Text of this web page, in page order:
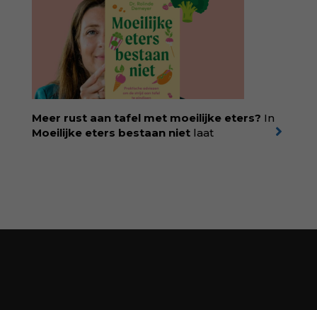
Temperamentvolle kinderen vind je 25 jaar
aan kennis en ervaring. Met ruim 50.000
verkochte exemplaren met recht een
bestseller, waarmee Eva veel gezinnen heeft
kunnen helpen. Ze schrijft met een
liefdevolle kijk op kinderen en veel begrip
voor ouders. Download het hoofdstuk gratis
via:
evabronsveld.plugandpay.nl/r?
id=ZcYxEBJH
Meer rust aan tafel met moeilijke eters? In
Moeilijke eters bestaan niet laat